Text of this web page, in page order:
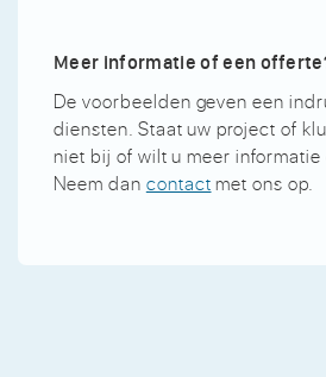
Meer informatie of een
De voorbeelden geven een
diensten. Staat uw project of
niet bij of wilt u meer informatie
Neem dan contactmet ons op.